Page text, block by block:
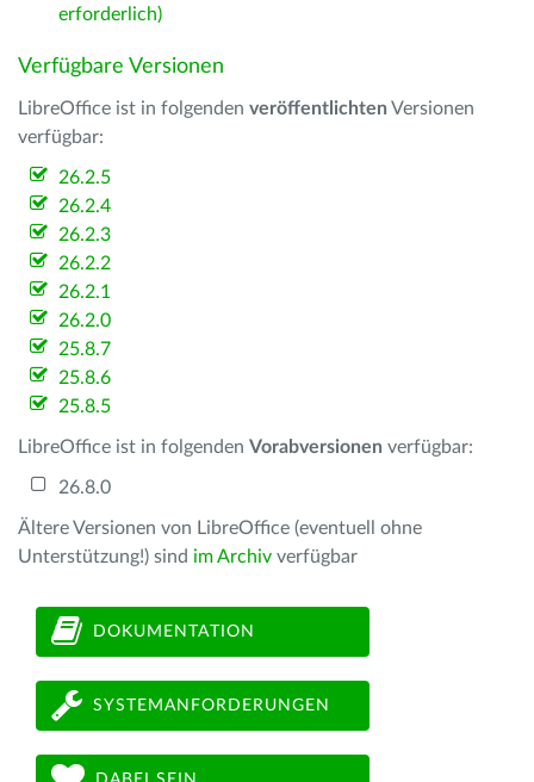
erforderlich)
Verfügbare Versionen
LibreOffice ist in folgenden veröffentlichten Versionen
verfügbar:
26.2.5
26.2.4
26.2.3
26.2.2
26.2.1
26.2.0
25.8.7
25.8.6
25.8.5
LibreOffice ist in folgenden Vorabversionen verfügbar:
26.8.0
Ältere Versionen von LibreOffice (eventuell ohne
Unterstützung!) sind im Archiv verfügbar
DOKUMENTATION
SYSTEMANFORDERUNGEN